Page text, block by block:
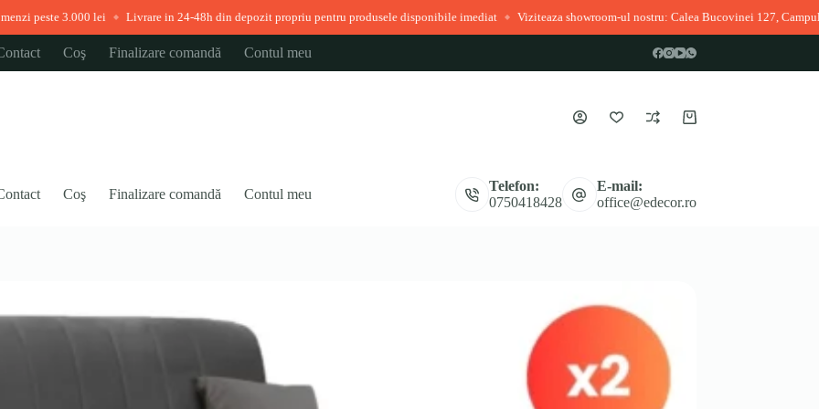
lei ◆ Livrare in 24-48h din depozit propriu pentru produsele disponibile imediat ◆ Viziteaza showroom-ul nostru: Calea Bucovinei 127, Campulung
Coş Finalizare comandă Contul meu
Coș
Coş Finalizare comandă Contul meu
Telefon:
0750418428
E-mail:
office@edecor.ro